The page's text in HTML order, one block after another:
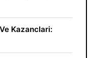
Kazanclari: